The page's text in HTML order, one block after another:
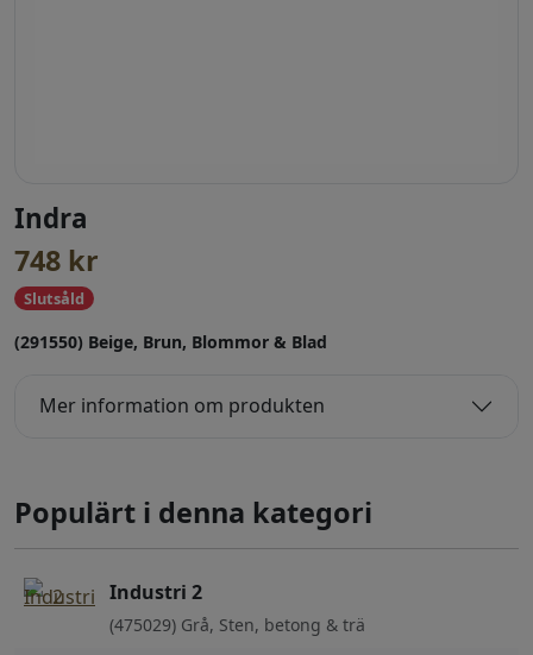
Indra
748 kr
Slutsåld
(291550) Beige, Brun, Blommor & Blad
Mer information om produkten
Populärt i denna kategori
Industri 2
(475029) Grå, Sten, betong & trä